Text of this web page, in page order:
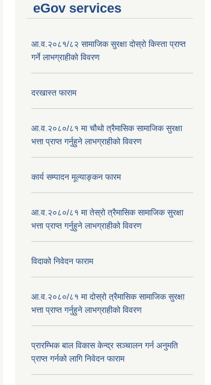
eGov services
आ.व.२०८१/८२ सामाजिक सुरक्षा दोस्रो किस्ता प्राप्त
गर्ने लाभग्राहीको विवरण
दरखास्त फाराम
आ.व.२०८०/८१ मा चौथो त्रैमासिक सामाजिक सुरक्षा
भत्ता प्राप्त गर्नुहुने लाभग्राहीको विवरण
कार्य सम्पादन मूल्याङ्कन फारम
आ.व.२०८०/८१ मा तेस्रो त्रैमासिक सामाजिक सुरक्षा
भत्ता प्राप्त गर्नुहुने लाभग्राहीको विवरण
विदाको निवेदन फाराम
आ.व.२०८०/८१ मा दोस्रो त्रैमासिक सामाजिक सुरक्षा
भत्ता प्राप्त गर्नुहुने लाभग्राहीको विवरण
प्रारम्भिक बाल विकास केन्द्र सञ्चालन गर्न अनुमति
प्राप्त गर्नको लागि निवेदन फाराम